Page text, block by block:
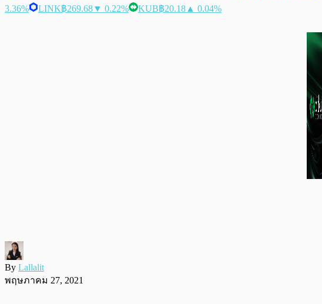
3.36%
LINK฿269.68▼ 0.22% KUB฿20.18 ▲ 0.04%
By Lallalit
พฤษภาคม 27, 2021